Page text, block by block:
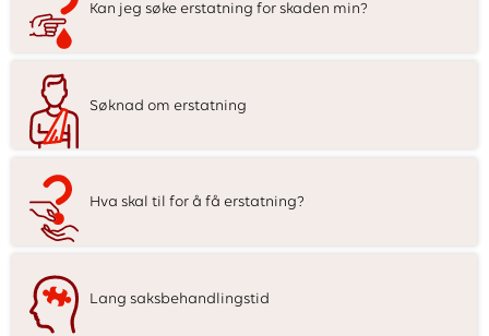
d
e
Kan jeg søke erstatning for skaden min?
Søknad om erstatning
Hva skal til for å få erstatning?
Lang saksbehandlingstid